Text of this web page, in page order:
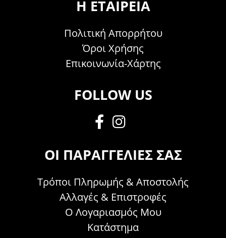
Η ΕΤΑΙΡΕΊΑ
Πολιτική Απορρήτου
Όροι Χρήσης
Επικοινωνία-Χάρτης
FOLLOW US
ΟΙ ΠΑΡΑΓΓΕΛΊΕΣ ΣΑΣ
Τρόποι Πληρωμής & Αποστολής
Αλλαγές & Επιστροφές
Ο Λογαριασμός Μου
Κατάστημα